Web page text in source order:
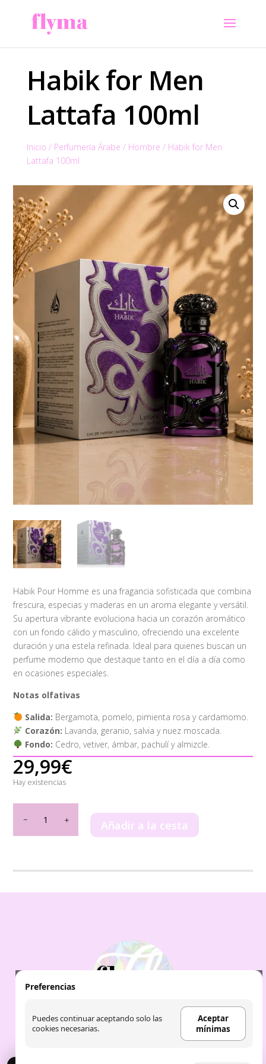
Habik for Men
Lattafa 100ml
Inicio / Perfumería Árabe / Hombre / Habik for Men
Lattafa 100ml
Habik Pour Homme es una fragancia sofisticada que combina
frescura, especias y maderas en un aroma elegante y versátil.
Su apertura vibrante evoluciona hacia un corazón aromático
con un fondo cálido y masculino, ofreciendo una excelente
duración y una estela refinada. Ideal para quienes buscan un
perfume moderno que destaque tanto en el día a día como
en ocasiones especiales.
Notas olfativas
Salida: Bergamota, pomelo, pimienta rosa y cardamomo.
Corazón: Lavanda, geranio, salvia y nuez moscada.
Fondo: Cedro, vetiver, ámbar, pachulí y almizcle.
29,99€
Hay existencias
for
Men
Añadir a la cesta
Preferencias
Puedes continuar aceptando solo las
cookies necesarias.
Aceptar
mínimas